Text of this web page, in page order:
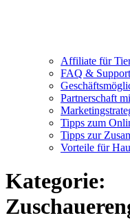
Affiliate für
FAQ & Support
Partnerschaft
Tipps zum
Tipps zur
Vorteile für
Kategorie: